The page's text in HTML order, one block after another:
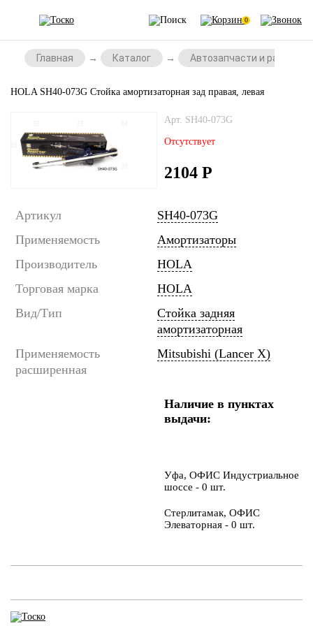
0
Главная Каталог Автозапчасти и
HOLA SH40-073G Стойка амортизаторная зад правая, левая
Арт. SH40-073G
Отсутствует
2104 Р
Артикул
SH40-073G
Применяемость
Амортизаторы
Производитель
HOLA
Торговая марка
HOLA
Вид/Тип
Стойка задняя
амортизаторная
Применяемость
расширенная
Mitsubishi (Lancer X)
Наличие в пунктах
выдачи:
Уфа, ОФИС Индустриальное
шоссе - 0 шт.
Стерлитамак, ОФИС
Элеваторная - 0 шт.